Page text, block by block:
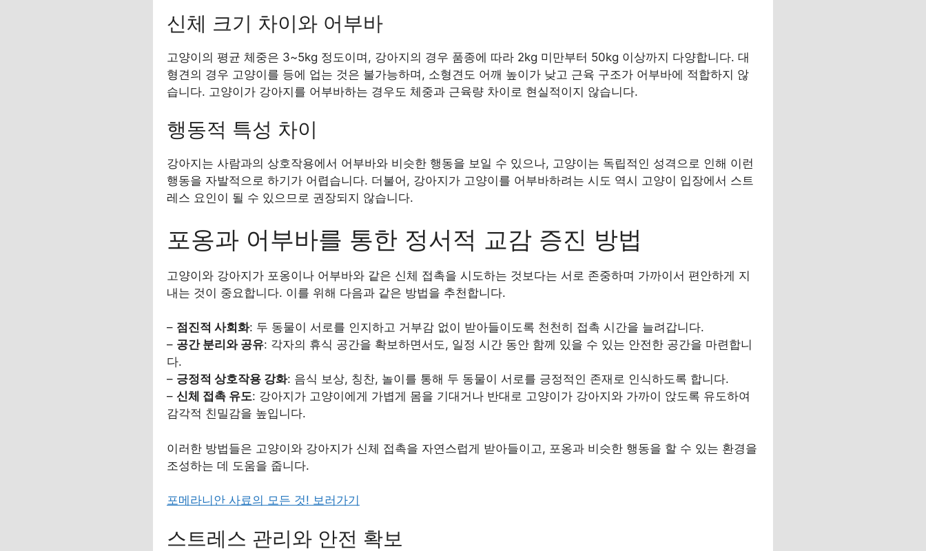
신체 크기 차이와 어부바
고양이의 평균 체중은 3~5kg 정도이며, 강아지의 경우 품종에 따라 2kg 미만부터 50kg 이상까지 다양합니다. 대
형견의 경우 고양이를 등에 업는 것은 불가능하며, 소형견도 어깨 높이가 낮고 근육 구조가 어부바에 적합하지 않
습니다. 고양이가 강아지를 어부바하는 경우도 체중과 근육량 차이로 현실적이지 않습니다.
행동적 특성 차이
강아지는 사람과의 상호작용에서 어부바와 비슷한 행동을 보일 수 있으나, 고양이는 독립적인 성격으로 인해 이런
행동을 자발적으로 하기가 어렵습니다. 더불어, 강아지가 고양이를 어부바하려는 시도 역시 고양이 입장에서 스트
레스 요인이 될 수 있으므로 권장되지 않습니다.
포옹과 어부바를 통한 정서적 교감 증진 방법
고양이와 강아지가 포옹이나 어부바와 같은 신체 접촉을 시도하는 것보다는 서로 존중하며 가까이서 편안하게 지
내는 것이 중요합니다. 이를 위해 다음과 같은 방법을 추천합니다.
– 점진적 사회화: 두 동물이 서로를 인지하고 거부감 없이 받아들이도록 천천히 접촉 시간을 늘려갑니다.
– 공간 분리와 공유: 각자의 휴식 공간을 확보하면서도, 일정 시간 동안 함께 있을 수 있는 안전한 공간을 마련합니
다.
– 긍정적 상호작용 강화: 음식 보상, 칭찬, 놀이를 통해 두 동물이 서로를 긍정적인 존재로 인식하도록 합니다.
– 신체 접촉 유도: 강아지가 고양이에게 가볍게 몸을 기대거나 반대로 고양이가 강아지와 가까이 앉도록 유도하여
감각적 친밀감을 높입니다.
이러한 방법들은 고양이와 강아지가 신체 접촉을 자연스럽게 받아들이고, 포옹과 비슷한 행동을 할 수 있는 환경을
조성하는 데 도움을 줍니다.
포메라니안 사료의 모든 것! 보러가기
스트레스 관리와 안전 확보